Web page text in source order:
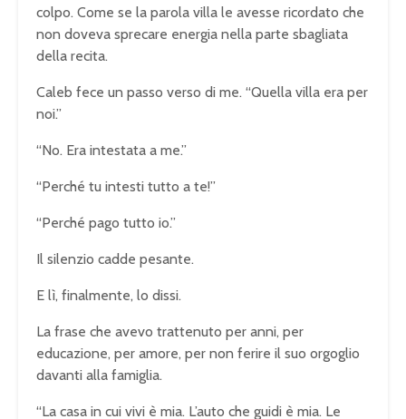
colpo. Come se la parola villa le avesse ricordato che
non doveva sprecare energia nella parte sbagliata
della recita.
Caleb fece un passo verso di me. “Quella villa era per
noi.”
“No. Era intestata a me.”
“Perché tu intesti tutto a te!”
“Perché pago tutto io.”
Il silenzio cadde pesante.
E lì, finalmente, lo dissi.
La frase che avevo trattenuto per anni, per
educazione, per amore, per non ferire il suo orgoglio
davanti alla famiglia.
“La casa in cui vivi è mia. L’auto che guidi è mia. Le